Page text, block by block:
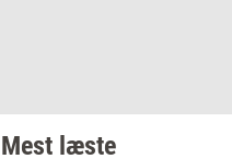
Mest læste